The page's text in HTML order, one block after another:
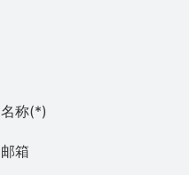
名称(*)
邮箱